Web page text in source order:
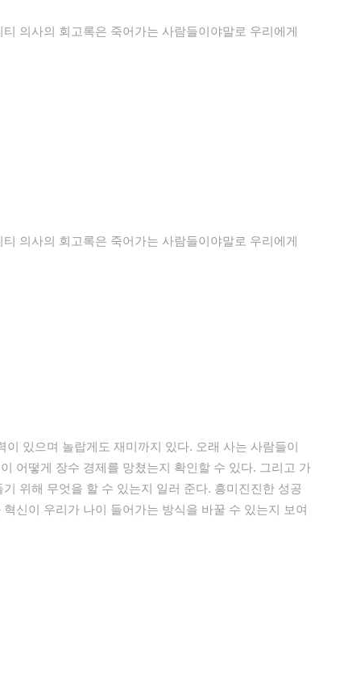
의사의 회고록은 죽어가는 사람들이야말로 우리에게
의사의 회고록은 죽어가는 사람들이야말로 우리에게
있으며 놀랍게도 재미까지 있다. 오래 사는 사람들이
어떻게 장수 경제를 망쳤는지 확인할 수 있다. 그리고 가
위해 무엇을 할 수 있는지 일러 준다. 흥미진진한 성공
신이 우리가 나이 들어가는 방식을 바꿀 수 있는지 보여